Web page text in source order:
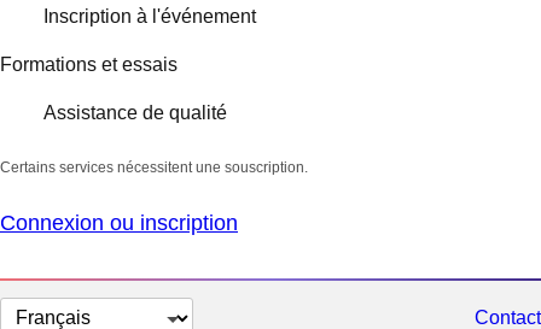
Inscription à l'événement
Formations et essais
Assistance de qualité
Certains services nécessitent une souscription.
Connexion ou inscription
Changer
Contact